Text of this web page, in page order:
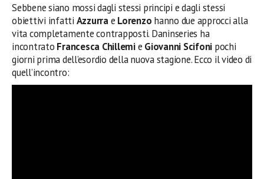
Sebbene siano mossi dagli stessi principi e dagli stessi
obiettivi infatti Azzurrae Lorenzo hanno due approcci alla
vita completamente contrapposti. Daninseries ha
incontrato Francesca Chillemie Giovanni Scifoni pochi
giorni prima dell’esordio della nuova stagione. Ecco il video di
quell’incontro: